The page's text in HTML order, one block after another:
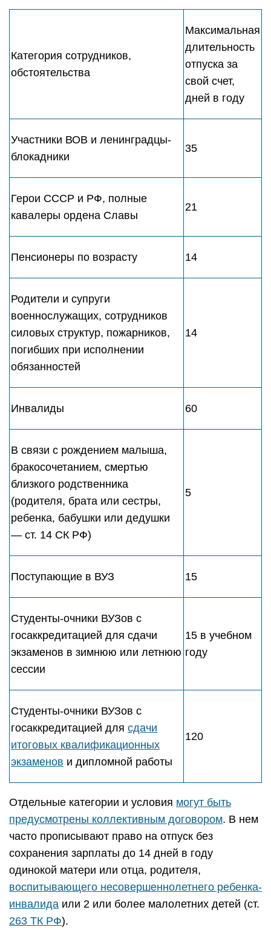
Категория сотрудников,
обстоятельства
Максимальная
длительность
отпуска за
свой счет,
дней в году
Участники ВОВ и ленинградцы-
блокадники
35
Герои СССР и РФ, полные
кавалеры ордена Славы
21
Пенсионеры по возрасту 14
Родители и супруги
военнослужащих, сотрудников
силовых структур, пожарников,
погибших при исполнении
обязанностей
14
Инвалиды 60
В связи с рождением малыша,
бракосочетанием, смертью
близкого родственника
(родителя, брата или сестры,
ребенка, бабушки или дедушки
— ст. 14 СК РФ)
5
Поступающие в ВУЗ 15
Студенты-очники ВУЗов с
госаккредитацией для сдачи
экзаменов в зимнюю или летнюю
сессии
15 в учебном
году
Студенты-очники ВУЗов с
госаккредитацией для сдачи
итоговых квалификационных
экзаменов и дипломной работы
120
Отдельные категории и условия могут быть
предусмотрены коллективным договором. В нем
часто прописывают право на отпуск без
сохранения зарплаты до 14 дней в году
одинокой матери или отца, родителя,
воспитывающего несовершеннолетнего ребенка-
инвалида или 2 или более малолетних детей (ст.
263 ТК РФ).